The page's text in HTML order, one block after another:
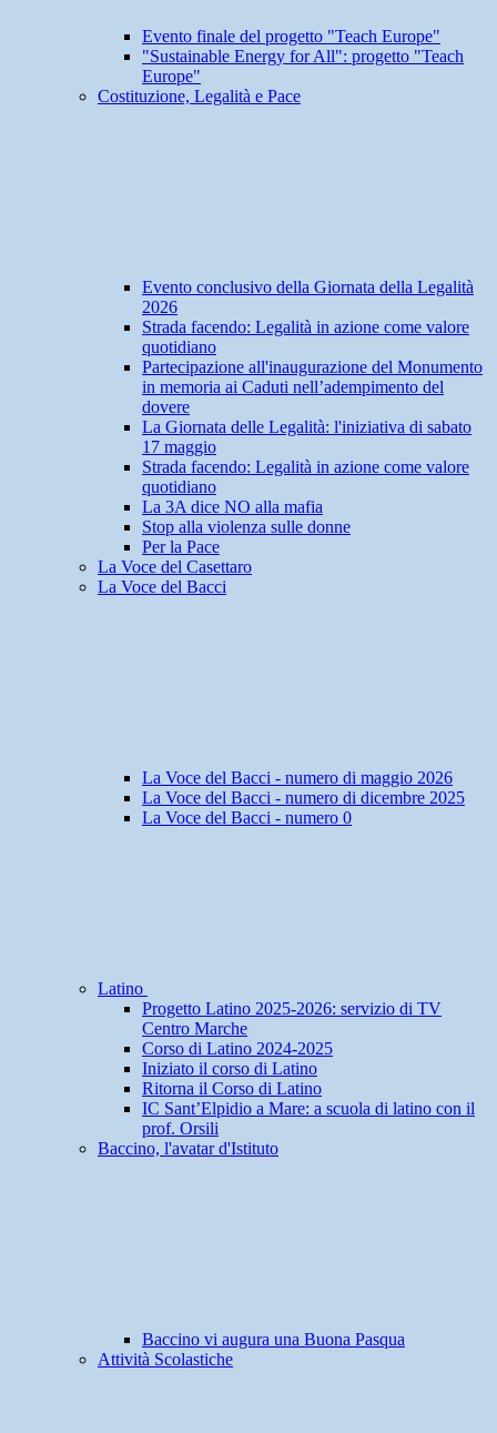
Evento finale del progetto "Teach Europe"
"Sustainable Energy for All": progetto "Teach
Europe"
Costituzione, Legalità e Pace
Evento conclusivo della Giornata della Legalità
2026
Strada facendo: Legalità in azione come valore
quotidiano
Partecipazione all'inaugurazione del Monumento
in memoria ai Caduti nell’adempimento del
dovere
La Giornata delle Legalità: l'iniziativa di sabato
17 maggio
Strada facendo: Legalità in azione come valore
quotidiano
La 3A dice NO alla mafia
Stop alla violenza sulle donne
Per la Pace
La Voce del Casettaro
La Voce del Bacci
La Voce del Bacci - numero di maggio 2026
La Voce del Bacci - numero di dicembre 2025
La Voce del Bacci - numero 0
Latino
Progetto Latino 2025-2026: servizio di TV
Centro Marche
Corso di Latino 2024-2025
Iniziato il corso di Latino
Ritorna il Corso di Latino
IC Sant’Elpidio a Mare: a scuola di latino con il
prof. Orsili
Baccino, l'avatar d'Istituto
Baccino vi augura una Buona Pasqua
Attività Scolastiche